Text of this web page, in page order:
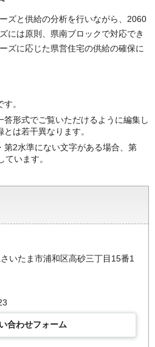
ズと供給の分析を行いながら、2060
には原則、県南ブロックで対応でき
ズに応じた県営住宅の供給の確保に
。
形式でご覧いただけるように編集し
は若干異なります。
第2水準にない文字がある場合、第
ています。
いたま市浦和区高砂三丁目15番1
合わせフォーム